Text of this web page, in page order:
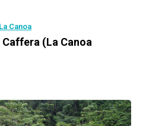
La Canoa
(La Canoa